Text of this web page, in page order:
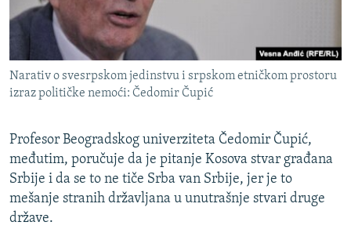
Narativ o svesrpskom jedinstvu i srpskom etničkom prostoru
izraz političke nemoći: Čedomir Čupić
Profesor Beogradskog univerziteta Čedomir Čupić,
međutim, poručuje da je pitanje Kosova stvar građana
Srbije i da se to ne tiče Srba van Srbije, jer je to
mešanje stranih državljana u unutrašnje stvari druge
države.